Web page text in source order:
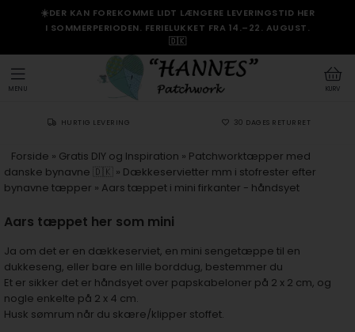
☀️DER KAN FOREKOMME LIDT LÆNGERE LEVERINGSTID HER
I SOMMERPERIODEN. FERIELUKKET FRA 14.–22. AUGUST.
🇩🇰
KURV
MENU
HURTIG LEVERING 30 DAGES RETURRET
Forside » Gratis DIY og Inspiration » Patchworktæpper med
danske bynavne 🇩🇰 » Dækkeservietter mm i stofrester efter
bynavne tæpper » Aars tæppet i mini firkanter - håndsyet
Aars tæppet her som mini
Ja om det er en dækkeserviet, en mini sengetæppe til en
dukkeseng, eller bare en lille borddug, bestemmer du
Et er sikker det er håndsyet over papskabeloner på 2 x 2 cm, og
nogle enkelte på 2 x 4 cm.
Husk sømrum når du skære/klipper stoffet.